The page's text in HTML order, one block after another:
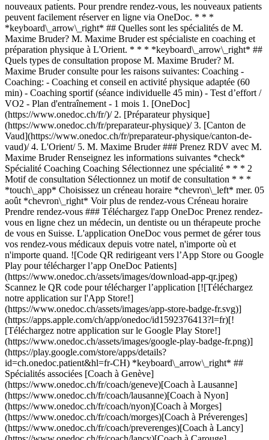
nouveaux patients. Pour prendre rendez-vous, les nouveaux patients
peuvent facilement réserver en ligne via OneDoc. * * *
*keyboard\_arrow\_right* ## Quelles sont les spécialités de M.
Maxime Bruder? M. Maxime Bruder est spécialiste en coaching et
préparation physique à L'Orient. * * * *keyboard\_arrow\_right* ##
Quels types de consultation propose M. Maxime Bruder? M.
Maxime Bruder consulte pour les raisons suivantes: Coaching -
Coaching: - Coaching et conseil en activité physique adaptée (60
min) - Coaching sportif (séance individuelle 45 min) - Test d’effort /
VO2 - Plan d'entraînement - 1 mois 1. [OneDoc](https://www.onedoc.ch/fr/)/ 2. [Préparateur physique](https://www.onedoc.ch/fr/preparateur-physique)/ 3. [Canton de Vaud](https://www.onedoc.ch/fr/preparateur-physique/canton-de-vaud)/ 4. L'Orient/ 5. M. Maxime Bruder ### Prenez RDV avec M. Maxime Bruder Renseignez les informations suivantes *check* Spécialité Coaching Coaching Sélectionnez une spécialité * * * 2 Motif de consultation Sélectionnez un motif de consultation * * * *touch\_app* Choisissez un créneau horaire *chevron\_left* mer. 05 août *chevron\_right* Voir plus de rendez-vous Créneau horaire Prendre rendez-vous ### Téléchargez l'app OneDoc Prenez rendez-vous en ligne chez un médecin, un dentiste ou un thérapeute proche de vous en Suisse. L'application OneDoc vous permet de gérer tous vos rendez-vous médicaux depuis votre natel, n'importe où et n'importe quand. ![Code QR redirigeant vers l’App Store ou Google Play pour télécharger l’app OneDoc Patients](https://www.onedoc.ch/assets/images/download-app-qr.jpeg) Scannez le QR code pour télécharger l’application [![Téléchargez notre application sur l'App Store!](https://www.onedoc.ch/assets/images/app-store-badge-fr.svg)](https://apps.apple.com/ch/app/onedoc/id1592376413?l=fr)[![Téléchargez notre application sur le Google Play Store!](https://www.onedoc.ch/assets/images/google-play-badge-fr.png)](https://play.google.com/store/apps/details?id=ch.onedoc.patient&hl=fr-CH) *keyboard\_arrow\_right* ## Spécialités associées [Coach à Genève](https://www.onedoc.ch/fr/coach/geneve)[Coach à Lausanne](https://www.onedoc.ch/fr/coach/lausanne)[Coach à Nyon](https://www.onedoc.ch/fr/coach/nyon)[Coach à Morges](https://www.onedoc.ch/fr/coach/morges)[Coach à Préverenges](https://www.onedoc.ch/fr/coach/preverenges)[Coach à Lancy](https://www.onedoc.ch/fr/coach/lancy)[Coach à Carouge](https://www.onedoc.ch/fr/coach/carouge)[Coach à Cossonay](https://www.onedoc.ch/fr/coach/cossonay)[Coach à Rolle](https://www.onedoc.ch/fr/coach/rolle)[Coach à Vevey](https://www.onedoc.ch/fr/coach/vevey)[Coach à Saint-Sulpice](https://www.onedoc.ch/fr/coach/saint-sulpice)[Coach à Puidoux](https://www.onedoc.ch/fr/coach/puidoux)[Coach à Prez-vers-Siviriez](https://www.onedoc.ch/fr/coach/prez-vers-siviriez)[Coach à Pully](https://www.onedoc.ch/fr/coach/pully)[Coach à Chêne-Bourg](https://www.onedoc.ch/fr/coach/chene-bourg)[Coach à Lutry](https://www.onedoc.ch/fr/coach/lutry)[Coach à Champvent](https://www.onedoc.ch/fr/coach/champvent)[Coach à Bussigny](https://www.onedoc.ch/fr/coach/bussigny)[Coach à Baulmes](https://www.onedoc.ch/fr/coach/baulmes)[Coach à Assens](https://www.onedoc.ch/fr/coach/assens)[Coach à Versoix](https://www.onedoc.ch/fr/coach/versoix) *keyboard\_arrow\_right* ## Recherches fréquentes [Physiothérapeute à Genève](https://www.onedoc.ch/fr/physiotherapeute/geneve)[Psychologue à Genève](https://www.onedoc.ch/fr/psychologue/geneve)[Physiothérapeute à Lausanne](https://www.onedoc.ch/fr/physiotherapeute/lausanne)[Médecin généraliste à Genève](https://www.onedoc.ch/fr/medecin-generaliste/geneve)[Thérapeute en drainage lymphatique à Genève](https://www.onedoc.ch/fr/therapeute-en-drainage-lymphatique/geneve)[Masseur classique à Genève](https://www.onedoc.ch/fr/masseur-classique/geneve)[Spécialiste en médecine interne générale à Genève](https://www.onedoc.ch/fr/specialiste-en-medecine-interne-generale/geneve)[Réflexologue à Genève](https://www.onedoc.ch/fr/reflexologue/geneve)[Médecin-dentiste à Genève](https://www.onedoc.ch/fr/medecin-dentiste/geneve)[Psychologue à Lausanne](https://www.onedoc.ch/fr/psychologue/lausanne)[Acupuncteur à Genève](https://www.onedoc.ch/fr/acupuncteur/geneve)[Masseur classique à Lausanne](https://www.onedoc.ch/fr/masseur-classique/lausanne)[Ostéopathe à Lausanne](https://www.onedoc.ch/fr/osteopathe/lausanne)[Médecin généraliste à Lausanne](https://www.onedoc.ch/fr/medecin-generaliste/lausanne)[Spécialiste en Médecine Traditionnelle Chinoise (MTC) à Genève](https://www.onedoc.ch/fr/specialiste-en-medecine-traditionnelle-chinoise-mtc/geneve)[Physiothérapeute du sport à Genève](https://www.onedoc.ch/fr/physiotherapeute-du-sport/geneve)[Gynécologue obstétricien à Genève](https://www.onedoc.ch/fr/gynecologue-obstetricien/geneve)[Psychothérapeute à Genève](https://www.onedoc.ch/fr/psychotherapeute/geneve)[Masseur thérapeutique à Genève](https://www.onedoc.ch/fr/masseur-therapeutique/geneve)[Ostéopathe à Genève](https://www.onedoc.ch/fr/osteopathe/geneve)[Thérapeute en nutrition MCO à Genève](https://www.onedoc.ch/fr/therapeute-en-nutrition-mco/geneve) *keyboard\_arrow\_right* ## Annuaire des professionnels de santé suisses [Liste des praticiens](https://www.onedoc.ch/fr/annuaire) [A](https://www.onedoc.ch/fr/annuaire/A) [B](https://www.onedoc.ch/fr/annuaire/B) [C](https://www.onedoc.ch/fr/annuaire/C) [D](https://www.onedoc.ch/fr/annuaire/D) [E](https://www.onedoc.ch/fr/annuaire/E) [F](https://www.onedoc.ch/fr/annuaire/F) [G](https://www.onedoc.ch/fr/annuaire/G) [H](https://www.onedoc.ch/fr/annuaire/H) [I](https://www.onedoc.ch/fr/annuaire/I) [J](https://www.onedoc.ch/fr/annuaire/J) [K](https://www.onedoc.ch/fr/annuaire/K) [L](https://www.onedoc.ch/fr/annuaire/L) [M](https://www.onedoc.ch/fr/annuaire/M) [N](https://www.onedoc.ch/fr/annuaire/N) [O](https://www.onedoc.ch/fr/annuaire/O) [P](https://www.onedoc.ch/fr/annuaire/P) [Q](https://www.onedoc.ch/fr/annuaire/Q) [R](https://www.onedoc.ch/fr/annuaire/R) [S](https://www.onedoc.ch/fr/annuaire/S) [T](https://www.onedoc.ch/fr/annuaire/T) [U](https://www.onedoc.ch/fr/annuaire/U) [V](https://www.onedoc.ch/fr/annuaire/V) [W](https://www.onedoc.ch/fr/annuaire/W) [X](https://www.onedoc.ch/fr/annuaire/X) [Y](https://www.onedoc.ch/fr/annuaire/Y) [Z](https://www.onedoc.ch/fr/annuaire/Z) ## OneDoc [Pour les professionnels de santé](https://info.onedoc.ch/fr/) [À propos de nous](https://info.onedoc.ch/fr/raison-d-etre/) [Presse](https://info.onedoc.ch/fr/presse/) [Carrières](https://career.onedoc.ch/fr) [Centre de confidentialité](https://privacy.onedoc.ch/fr/) [Gestion des cookies](javascript:Didomi.preferences.show%28%29) [Centre d'aide](https://help.onedoc.ch/fr/) ## Langues [Deutsch](https://www.onedoc.ch/de/personal-trainer/l-orient/pc4aw/maxime-bruder) [Français](https://www.onedoc.ch/fr/preparateur-physique/l-orient/pc4aw/maxime-bruder) [Italiano](https://www.onedoc.ch/it/allenatore-fisico/l-orient/pc4aw/maxime-bruder) [English](https://www.onedoc.ch/en/personal-trainer/l-orient/pc4aw/maxime-bruder) ## Spécialités associées [Coach à Genève](https://www.onedoc.ch/fr/coach/geneve) [Coach à Lausanne](https://www.onedoc.ch/fr/coach/lausanne) [Coach à Nyon](https://www.onedoc.ch/fr/coach/nyon) [Coach à Morges](https://www.onedoc.ch/fr/coach/morges) [Coach à Préverenges](https://www.onedoc.ch/fr/coach/preverenges) [Coach à Lancy](https://www.onedoc.ch/fr/coach/lancy) [Coach à Carouge](https://www.onedoc.ch/fr/coach/carouge) [Coach à Cossonay](https://www.onedoc.ch/fr/coach/cossonay) [Coach à Rolle](https://www.onedoc.ch/fr/coach/rolle) [Coach à Vevey](https://www.onedoc.ch/fr/coach/vevey) [Coach à Saint-Sulpice](https://www.onedoc.ch/fr/coach/saint-sulpice) [Coach à Puidoux](https://www.onedoc.ch/fr/coach/puidoux) [Coach à Prez-vers-Siviriez](https://www.onedoc.ch/fr/coach/prez-vers-siviriez) [Coach à Pully](https://www.onedoc.ch/fr/coach/pully) [Coach à Chêne-Bourg](https://www.onedoc.ch/fr/coach/chene-bourg) [Coach à Lutry](https://www.onedoc.ch/fr/coach/lutry) [Coach à Champvent](https://www.onedoc.ch/fr/coach/champvent) [Coach à Bussigny](https://www.onedoc.ch/fr/coach/bussigny) [Coach à Baulmes](https://www.onedoc.ch/fr/coach/baulmes) [Coach à Assens](https://www.onedoc.ch/fr/coach/assens) [Coach à Versoix](https://www.onedoc.ch/fr/coach/versoix) ## Recherches fréquentes [Physiothérapeute à Genève](https://www.onedoc.ch/fr/physiotherapeute/geneve) [Psychologue à Genève](https://www.onedoc.ch/fr/psychologue/geneve) [Physiothérapeute à Lausanne](https://www.onedoc.ch/fr/physiotherapeute/lausanne) [Médecin généraliste à Genève](https://www.onedoc.ch/fr/medecin-generaliste/geneve) [Thérapeute en drainage lymphatique à Genève](https://www.onedoc.ch/fr/therapeute-en-drainage-lymphatique/geneve) [Massage classique à Genève](https://www.onedoc.ch/fr/masseur-classique/geneve) [Spécialiste en médecine interne générale à Genève](https://www.onedoc.ch/fr/specialiste-en-medecine-interne-generale/geneve) [Réflexologue à Genève](https://www.onedoc.ch/fr/reflexologue/geneve) [Médecin-dentiste à Genève](https://www.onedoc.ch/fr/medecin-dentiste/geneve) [Psychologue à Lausanne](https://www.onedoc.ch/fr/psychologue/lausanne) [Acupuncture à Genève](https://www.onedoc.ch/fr/acupuncteur/geneve) [Massage classique à Lausanne](https://www.onedoc.ch/fr/masseur-classique/lausanne) [Ostéopathe à Lausanne](https://www.onedoc.ch/fr/osteopathe/lausanne) [Médecin généraliste à Lausanne](https://www.onedoc.ch/fr/medecin-generaliste/lausanne) [Spécialiste en Médecine Traditionnelle Chinoise (MTC) à Genève](https://www.onedoc.ch/fr/specialiste-en-medecine-traditionnelle-chinoise-mtc/geneve) [Physiothérapeute du sport à Genève](https://www.onedoc.ch/fr/physiotherapeute-du-sport/geneve) [Gynécologue obstétricien à Genève](https://www.onedoc.ch/fr/gynecologue-obstetricien/geneve) [Psychothérapeute à Genève](https://www.onedoc.ch/fr/psychotherapeute/geneve) [Massage thérapeutique à Genève](https://www.onedoc.ch/fr/masseur-therapeutique/geneve) [Ostéopathe à Genève](https://www.onedoc.ch/fr/osteopathe/geneve) [Thérapeute en nutrition MCO à Genève](https://www.onedoc.ch/fr/therapeute-en-nutrition-mco/geneve) [![Icône Facebook](https://www.onedoc.ch/assets/images/icons/facebook.svg)](https://facebook.com/onedoc.ch/)[![Icône LinkedIn](https://www.onedoc.ch/assets/images/icons/linkedin.svg)](https://linkedin.com/company/onedoc.ch/)[![Icône Instagram](https://www.onedoc.ch/